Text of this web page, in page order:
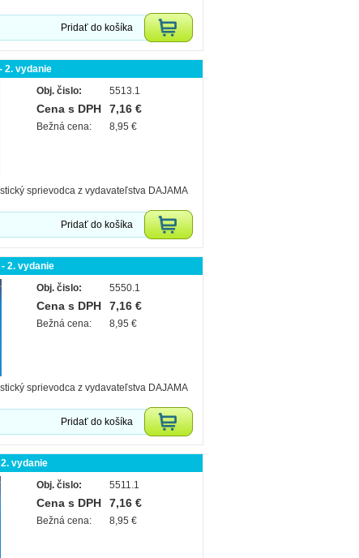
Pridať do košíka
2. vydanie
Obj. čislo:
5513.1
Cena s DPH 7,16 €
Bežná cena: 8,95 €
sprievodca z vydavateľstva DAJAMA
Pridať do košíka
2. vydanie
Obj. čislo:
5550.1
Cena s DPH 7,16 €
Bežná cena: 8,95 €
sprievodca z vydavateľstva DAJAMA
Pridať do košíka
vydanie
Obj. čislo:
5511.1
Cena s DPH 7,16 €
Bežná cena: 8,95 €